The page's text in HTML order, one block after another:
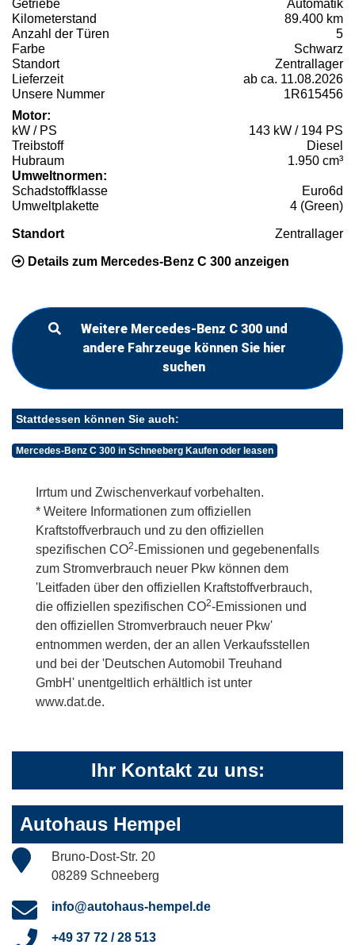
Getriebe
Automatik
Kilometerstand
89.400 km
Anzahl der Türen
5
Farbe
Schwarz
Standort
Zentrallager
Lieferzeit
ab ca. 11.08.2026
Unsere Nummer
1R615456
Motor:
kW / PS
143 kW / 194 PS
Treibstoff
Diesel
Hubraum
1.950 cm³
Umweltnormen:
Schadstoffklasse
Euro6d
Umweltplakette
4 (Green)
Standort Zentrallager
Details zum Mercedes-Benz C 300 anzeigen
Weitere Mercedes-Benz C 300 und
andere Fahrzeuge können Sie hier
suchen
Stattdessen können Sie auch:
Mercedes-Benz C 300 in Schneeberg Kaufen oder leasen
Irrtum und Zwischenverkauf vorbehalten.
* Weitere Informationen zum offiziellen
Kraftstoffverbrauch und zu den offiziellen
spezifischen CO2-Emissionen und gegebenenfalls
zum Stromverbrauch neuer Pkw können dem
'Leitfaden über den offiziellen Kraftstoffverbrauch,
die offiziellen spezifischen CO2-Emissionen und
den offiziellen Stromverbrauch neuer Pkw'
entnommen werden, der an allen Verkaufsstellen
und bei der 'Deutschen Automobil Treuhand
GmbH' unentgeltlich erhältlich ist unter
www.dat.de.
Ihr Kontakt zu uns:
Autohaus Hempel
Bruno-Dost-Str. 20
08289 Schneeberg
info@autohaus-hempel.de
+49 37 72 / 28 513